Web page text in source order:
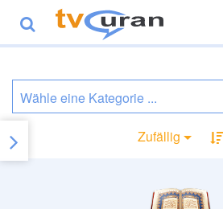
Zufällig